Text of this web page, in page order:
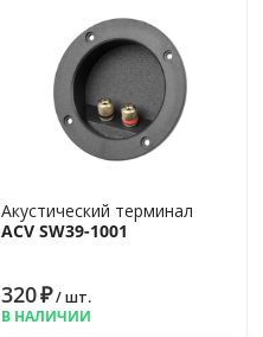
Акустический терминал
ACV SW39-1001
320₽/ шт.
В НАЛИЧИИ